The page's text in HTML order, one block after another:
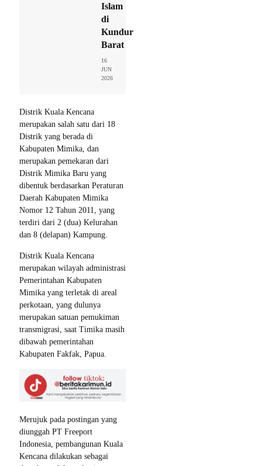
Islam
di
Kundur
Barat
16
JUN
2026
Distrik Kuala Kencana
merupakan salah satu dari 18
Distrik yang berada di
Kabupaten Mimika, dan
merupakan pemekaran dari
Distrik Mimika Baru yang
dibentuk berdasarkan Peraturan
Daerah Kabupaten Mimika
Nomor 12 Tahun 2011, yang
terdiri dari 2 (dua) Kelurahan
dan 8 (delapan) Kampung.
Distrik Kuala Kencana
merupakan wilayah administrasi
Pemerintahan Kabupaten
Mimika yang terletak di areal
perkotaan, yang dulunya
merupakan satuan pemukiman
transmigrasi, saat Timika masih
dibawah pemerintahan
Kabupaten Fakfak, Papua.
Merujuk pada postingan yang
diunggah PT Freeport
Indonesia, pembangunan Kuala
Kencana dilakukan sebagai